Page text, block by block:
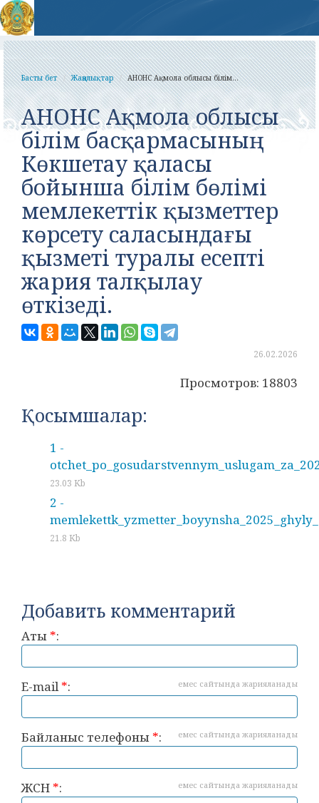
Басты бет Жаңалықтар АНОНС Ақмола облысы білім...
АНОНС Ақмола облысы
білім басқармасының
Көкшетау қаласы
бойынша білім бөлімі
мемлекеттік қызметтер
көрсету саласындағы
қызметі туралы есепті
жария талқылау
өткізеді.
26.02.2026
Просмотров: 18803
Қосымшалар:
1 -
23.03 Kb
2 -
21.8 Kb
Добавить комментарий
Аты *:
E-mail*: емес сайтында жарияланады
Байланыс телефоны *: емес сайтында жарияланады
ЖСН *: емес сайтында жарияланады